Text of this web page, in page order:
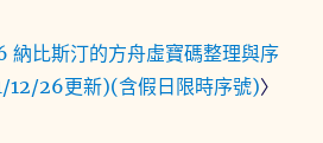
納比斯汀的方舟虛寶碼整理與序
12/26更新)(含假日限時序號)〉